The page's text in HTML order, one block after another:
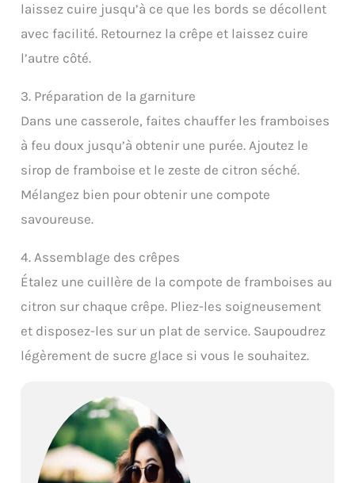
laissez cuire jusqu’à ce que les bords se décollent
avec facilité. Retournez la crêpe et laissez cuire
l’autre côté.
3. Préparation de la garniture
Dans une casserole, faites chauffer les framboises
à feu doux jusqu’à obtenir une purée. Ajoutez le
sirop de framboise et le zeste de citron séché.
Mélangez bien pour obtenir une compote
savoureuse.
4. Assemblage des crêpes
Étalez une cuillère de la compote de framboises au
citron sur chaque crêpe. Pliez-les soigneusement
et disposez-les sur un plat de service. Saupoudrez
légèrement de sucre glace si vous le souhaitez.